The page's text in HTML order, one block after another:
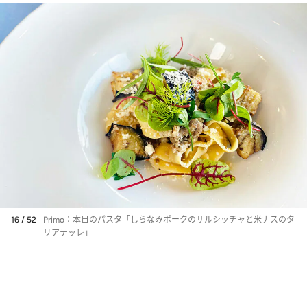
16 / 52
Primo：本日のパスタ「しらなみポークのサルシッチャと米ナスのタ
リアテッレ」